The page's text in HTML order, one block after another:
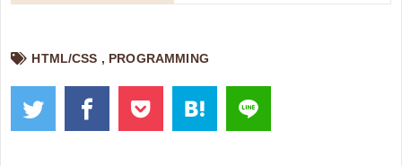
HTML/CSS , PROGRAMMING